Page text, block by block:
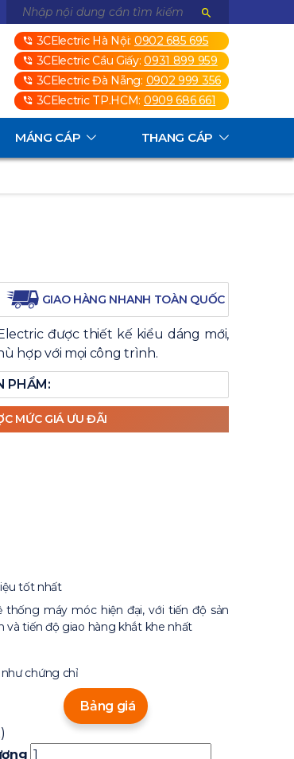
3CElectric Hà Nội: 0902 685 695
3CElectric Cầu Giấy:0931 899 959
3CElectric Đà Nẵng: 0902 999 356
3CElectric TP.HCM: 0909 686 661
MÁNG CÁP THANG CÁP
GIAO HÀNG NHANH TOÀN QUỐC
được thiết kế kiểu dáng mới,
hợp với mọi công trình.
PHẨM:
MỨC GIÁ ƯU ĐÃI
tốt nhất
thống máy móc hiện đại, với tiến độ sản
và tiến độ giao hàng khắt khe nhất
chứng chỉ
Bảng giá